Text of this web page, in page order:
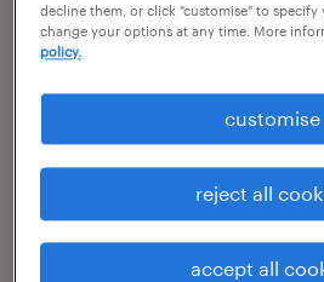
pełen etat
inżynieria
номер посилання
decline them, or click "customise" to specify
change your options at any time. More
policy.
accept all
reject all
customise